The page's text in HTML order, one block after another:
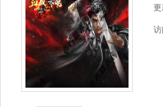
更
访